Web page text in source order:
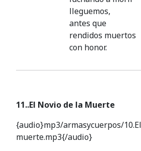
lleguemos,
antes que
rendidos muertos
con honor.
11..El Novio de la Muerte
{audio}mp3/armasycuerpos/
muerte.mp3{/audio}